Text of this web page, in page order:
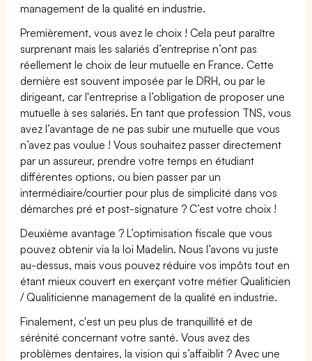
management de la qualité en industrie.
Premièrement, vous avez le choix ! Cela peut paraître
surprenant mais les salariés d’entreprise n’ont pas
réellement le choix de leur mutuelle en France. Cette
dernière est souvent imposée par le DRH, ou par le
dirigeant, car l'entreprise a l’obligation de proposer une
mutuelle à ses salariés. En tant que profession TNS, vous
avez l’avantage de ne pas subir une mutuelle que vous
n’avez pas voulue ! Vous souhaitez passer directement
par un assureur, prendre votre temps en étudiant
différentes options, ou bien passer par un
intermédiaire/courtier pour plus de simplicité dans vos
démarches pré et post-signature ? C’est votre choix !
Deuxième avantage ? L’optimisation fiscale que vous
pouvez obtenir via la loi Madelin. Nous l’avons vu juste
au-dessus, mais vous pouvez réduire vos impôts tout en
étant mieux couvert en exerçant votre métier Qualiticien
/ Qualiticienne management de la qualité en industrie.
Finalement, c'est un peu plus de tranquillité et de
sérénité concernant votre santé. Vous avez des
problèmes dentaires, la vision qui s’affaiblit ? Avec une